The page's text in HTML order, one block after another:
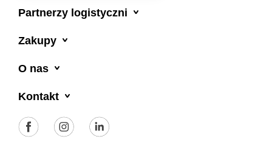
Partnerzy logistyczni
Zakupy
O nas
Kontakt